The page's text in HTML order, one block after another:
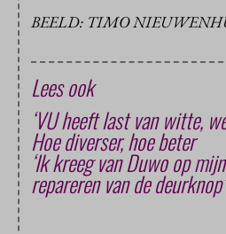
BEELD: TIMO
Lees ook
‘VU heeft last van witte,
Hoe diverser, hoe beter
‘Ik kreeg van Duwo op
repareren van de deurknop’